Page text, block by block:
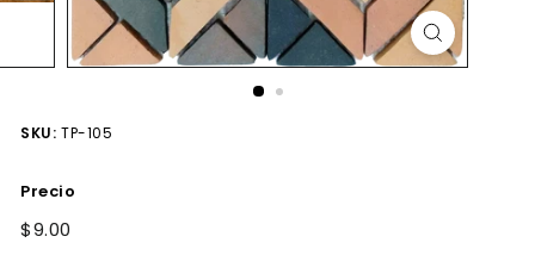
SKU: TP-105
Precio
Precio
$9.00